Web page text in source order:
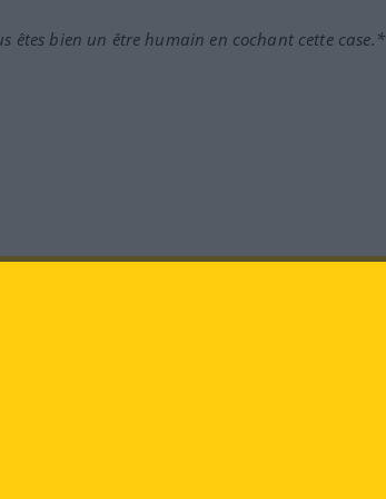
êtes bien un être humain en cochant cette case.*